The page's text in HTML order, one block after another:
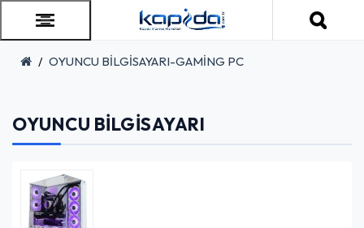
OYUNCU BİLGİSAYARI-GAMİNG PC
OYUNCU BILGISAYARI